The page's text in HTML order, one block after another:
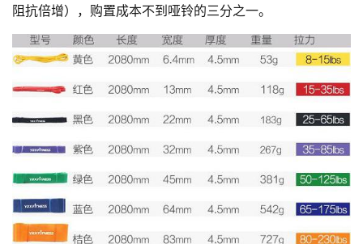
阻抗倍增），购置成本不到哑铃的三分之一。